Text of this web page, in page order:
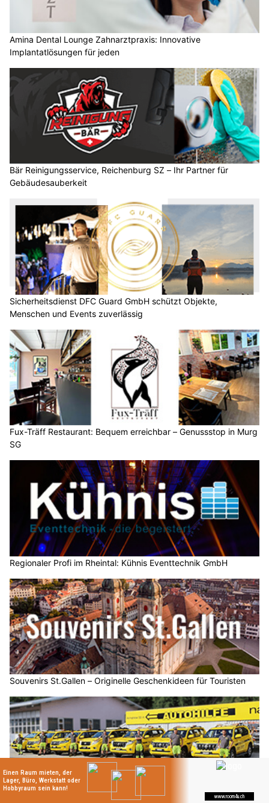
Amina Dental Lounge Zahnarztpraxis: Innovative
Implantatlösungen für jeden
Bär Reinigungsservice, Reichenburg SZ – Ihr Partner für
Gebäudesauberkeit
Sicherheitsdienst DFC Guard GmbH schützt Objekte,
Menschen und Events zuverlässig
Fux-Träff Restaurant: Bequem erreichbar – Genussstop in Murg
SG
Regionaler Profi im Rheintal: Kühnis Eventtechnik GmbH
Souvenirs St.Gallen – Originelle Geschenkideen für Touristen
Autohilfe Nadig AG, Flums SG: Abschleppdienst und